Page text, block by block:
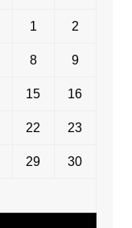
1 2
8 9
15 16
22 23
29 30